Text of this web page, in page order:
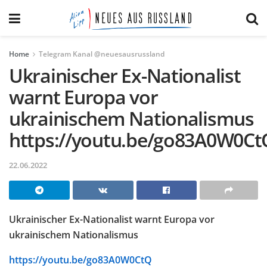
Home Telegram Kanal @neuesausrussland
Ukrainischer Ex-Nationalist
warnt Europa vor
ukrainischem Nationalismus
https://youtu.be/
22.06.2022
Ukrainischer Ex-Nationalist warnt Europa vor
ukrainischem Nationalismus
https://youtu.be/go83A0W0CtQ